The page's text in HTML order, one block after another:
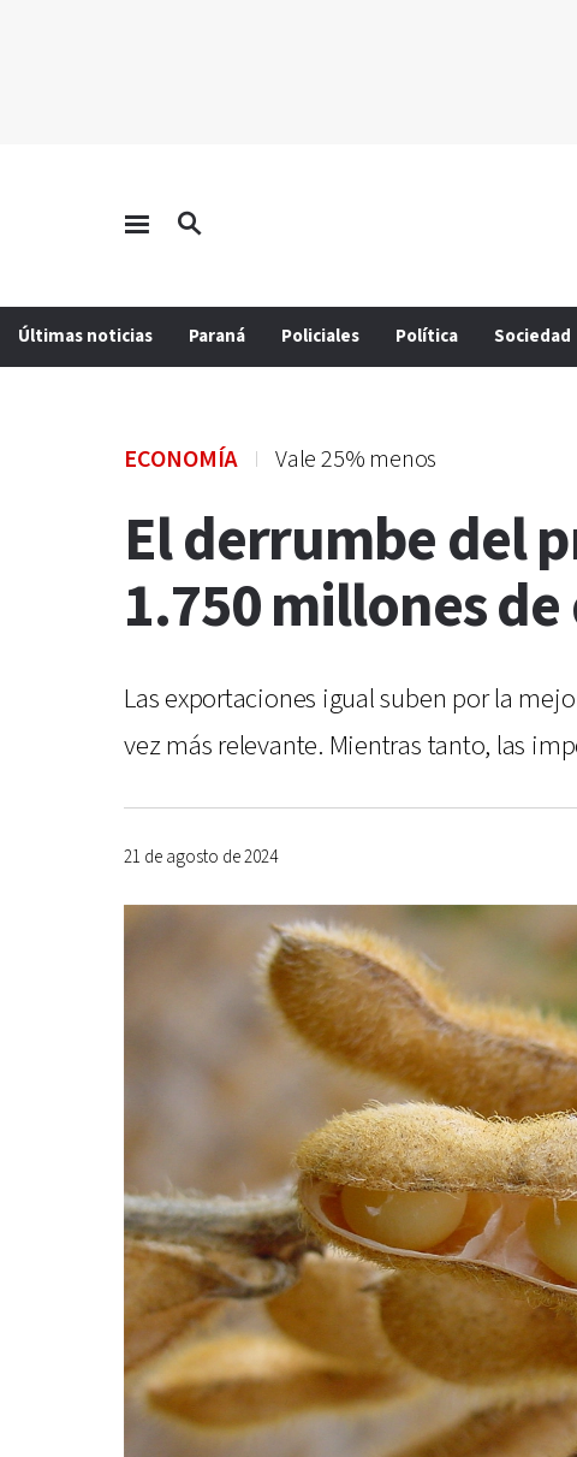
Últimas noticias Paraná Policiales Política Sociedad
ECONOMÍA Vale 25% menos
El derrumbe del
1.750 millones
Las exportaciones igual suben por la
vez más relevante. Mientras tanto, las
21 de agosto de 2024